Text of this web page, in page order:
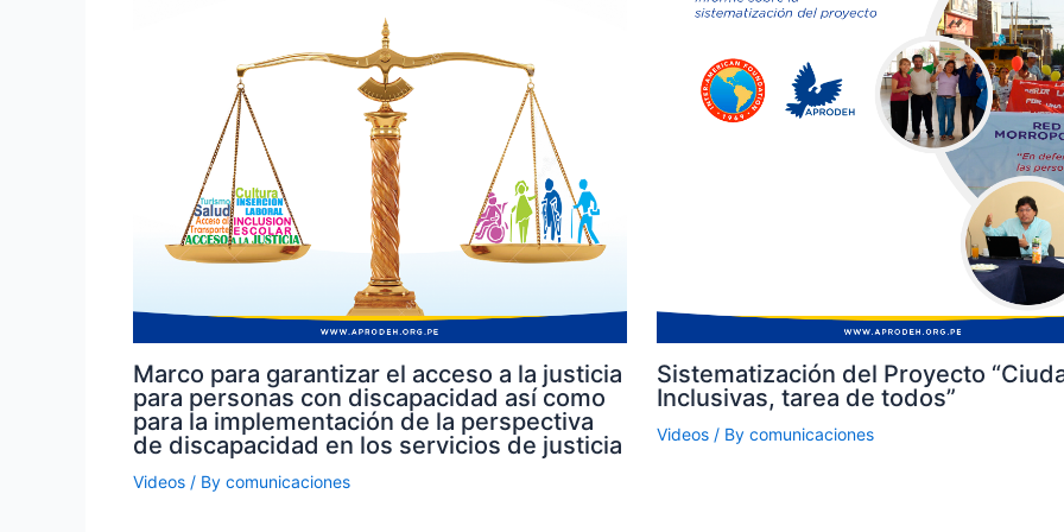
Marco para garantizar el acceso a la justicia
para personas con discapacidad así como
para la implementación de la perspectiva
de discapacidad en los servicios de justicia
Videos / By comunicaciones
Sistematización del Proyecto
Inclusivas, tarea de todos”
Videos/ By comunicaciones